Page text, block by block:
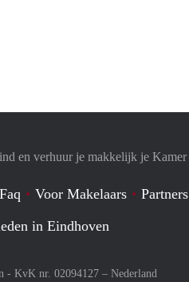
en verhuur je makkelijk je Kamer
Faq Voor Makelaars
Partners
in Eindhoven
- KvK nr. 02094127 – Nederland